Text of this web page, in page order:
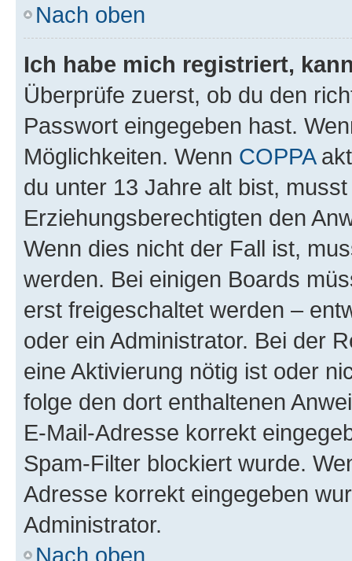
Nach oben
Ich habe mich registriert,
Überprüfe zuerst, ob du den
Passwort eingegeben hast.
Möglichkeiten. Wenn COPPA
du unter 13 Jahre alt bist,
Erziehungsberechtigten den
Wenn dies nicht der Fall ist,
werden. Bei einigen Boards
erst freigeschaltet werden –
oder ein Administrator. Bei der
eine Aktivierung nötig ist oder
folge den dort enthaltenen
E-Mail-Adresse korrekt
Spam-Filter blockiert wurde.
Adresse korrekt eingegeben
Administrator.
Nach oben